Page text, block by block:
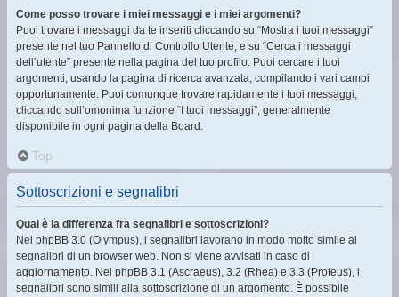
Come posso trovare i miei messaggi e i miei argomenti?
Puoi trovare i messaggi da te inseriti cliccando su “Mostra i tuoi messaggi”
presente nel tuo Pannello di Controllo Utente, e su “Cerca i messaggi
dell’utente” presente nella pagina del tuo profilo. Puoi cercare i tuoi
argomenti, usando la pagina di ricerca avanzata, compilando i vari campi
opportunamente. Puoi comunque trovare rapidamente i tuoi messaggi,
cliccando sull’omonima funzione “I tuoi messaggi”, generalmente
disponibile in ogni pagina della Board.
Top
Sottoscrizioni e segnalibri
Qual è la differenza fra segnalibri e sottoscrizioni?
Nel phpBB 3.0 (Olympus), i segnalibri lavorano in modo molto simile ai
segnalibri di un browser web. Non si viene avvisati in caso di
aggiornamento. Nel phpBB 3.1 (Ascraeus), 3.2 (Rhea) e 3.3 (Proteus), i
segnalibri sono simili alla sottoscrizione di un argomento. È possibile